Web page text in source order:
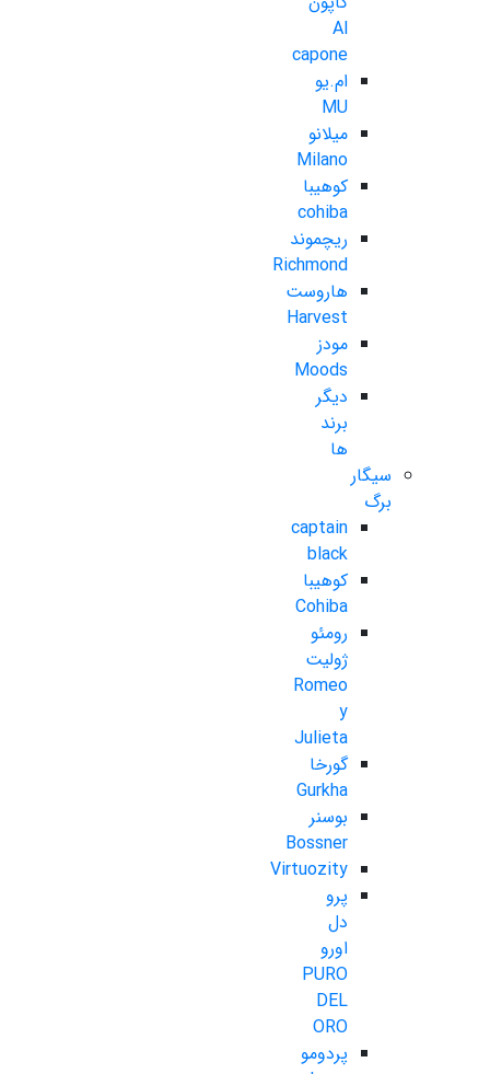
Al
capone
ام.یو
MU
میلانو
Milano
کوهیبا
cohiba
ریچموند
Richmond
هاروست
Harvest
مودز
Moods
دیگر
برند
ها
سیگار
برگ
captain
black
کوهیبا
Cohiba
رومئو
ژولیت
Romeo
y
Julieta
گورخا
Gurkha
بوسنر
Bossner
Virtuozity
پرو
دل
اورو
PURO
DEL
ORO
پردومو